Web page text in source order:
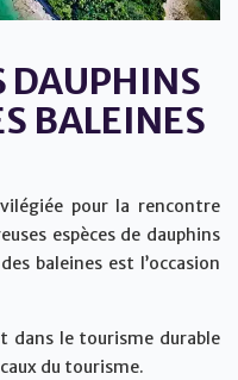
DAUPHINS
BALEINES
pour la rencontre
espèces de dauphins
baleines est l’occasion
dans le tourisme durable
du tourisme.